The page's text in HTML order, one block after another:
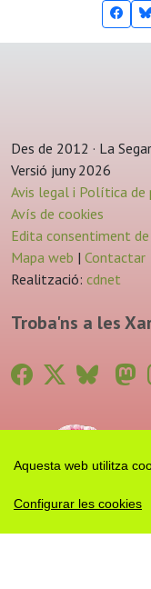
Aquesta web utilitza
Configurar les cookies
Des de 2012 · La
Versió juny 2026
Avis legal i Política de
Avís de cookies
Edita consentiment
Mapa web | Contactar
Realització: cdnet
Troba'ns a les